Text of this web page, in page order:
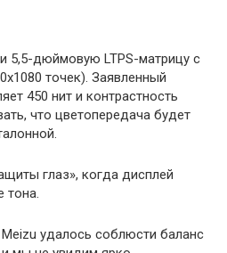
5,5-дюймовую LTPS-матрицу с
точек). Заявленный
450 нит и контрастность
что цветопередача будет
глаз», когда дисплей
тона.
удалось соблюсти баланс